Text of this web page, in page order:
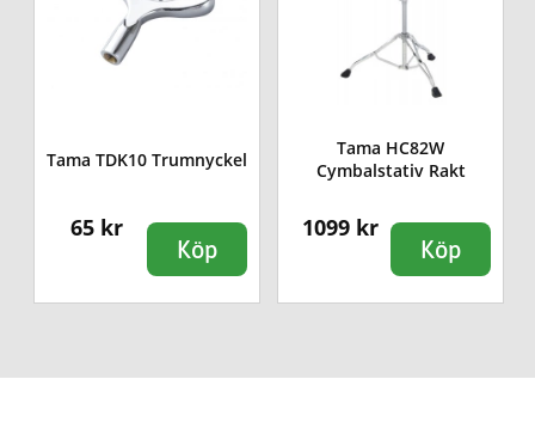
Tama TDK10 Trumnyckel
65 kr
Köp
Tama HC82W
Cymbalstativ Rakt
1099 kr
Köp